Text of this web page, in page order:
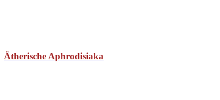
Ätherische Aphrodisiaka